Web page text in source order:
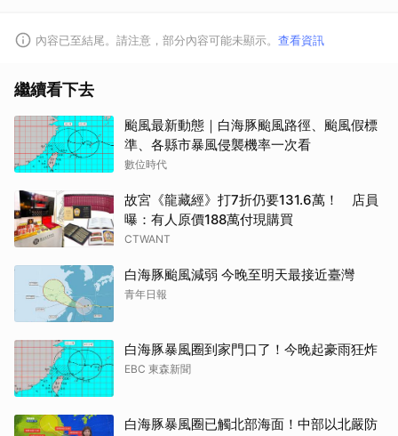
內容已至結尾。請注意，部分內容可能未顯示。 查看資訊
繼續看下去
颱風最新動態｜白海豚颱風路徑、颱風假標
準、各縣市暴風侵襲機率一次看
數位時代
故宮《龍藏經》打7折仍要131.6萬！ 店員
曝：有人原價188萬付現購買
CTWANT
白海豚颱風減弱 今晚至明天最接近臺灣
青年日報
白海豚暴風圈到家門口了！今晚起豪雨狂炸
EBC 東森新聞
白海豚暴風圈已觸北部海面！中部以北嚴防